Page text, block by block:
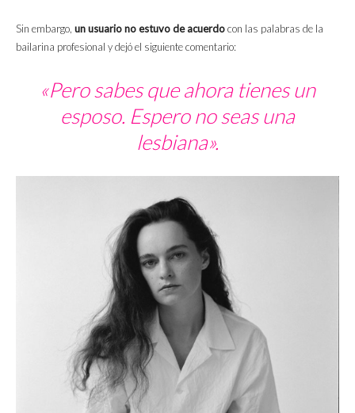
Sin embargo, un usuario no estuvo de acuerdocon las palabras de la
bailarina profesional y dejó el siguiente comentario:
«Pero sabes que ahora tienes un
esposo. Espero no seas una
lesbiana».